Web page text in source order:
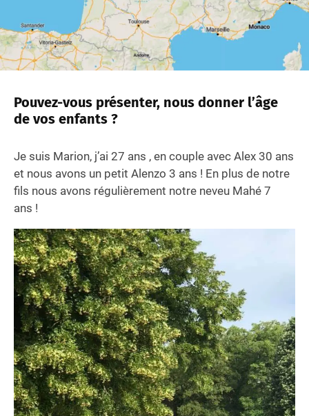
Pouvez-vous présenter, nous donner l’âge
de vos enfants ?
Je suis Marion, j’ai 27 ans , en couple avec Alex 30 ans
et nous avons un petit Alenzo 3 ans ! En plus de notre
fils nous avons régulièrement notre neveu Mahé 7
ans !